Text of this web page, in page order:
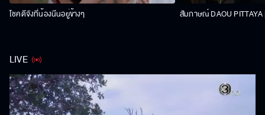
โชคดีจังที่น้องนีนอยู่ข้างๆ สัมภาษณ์ DAOU PITTAYA
LIVE